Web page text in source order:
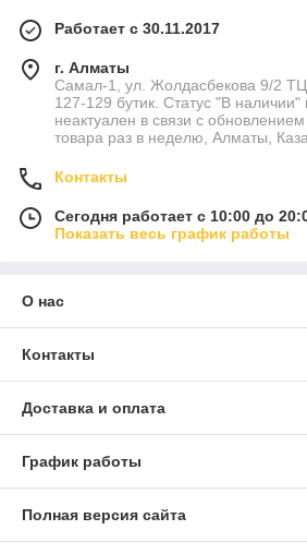
Работает с 30.11.2017
г. Алматы
Самал-1, ул. Жолдасбекова 9/2
127-129 бутик. Статус "В
неактуален в связи с
товара раз в неделю, Алматы,
Контакты
Сегодня работает с 10:00 до
Показать весь график работы
О нас
Контакты
Доставка и оплата
График работы
Полная версия сайта